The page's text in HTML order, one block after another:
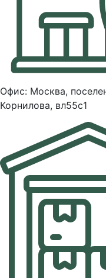
Офис: Москва,
Корнилова, вл55с1